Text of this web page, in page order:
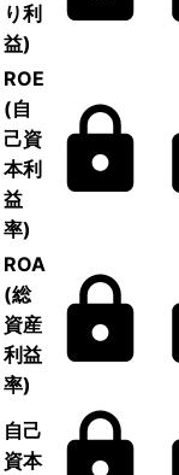
り利
益)
ROE
(自
己資
本利
益
率)
ROA
(総
資産
利益
率)
自己
資本